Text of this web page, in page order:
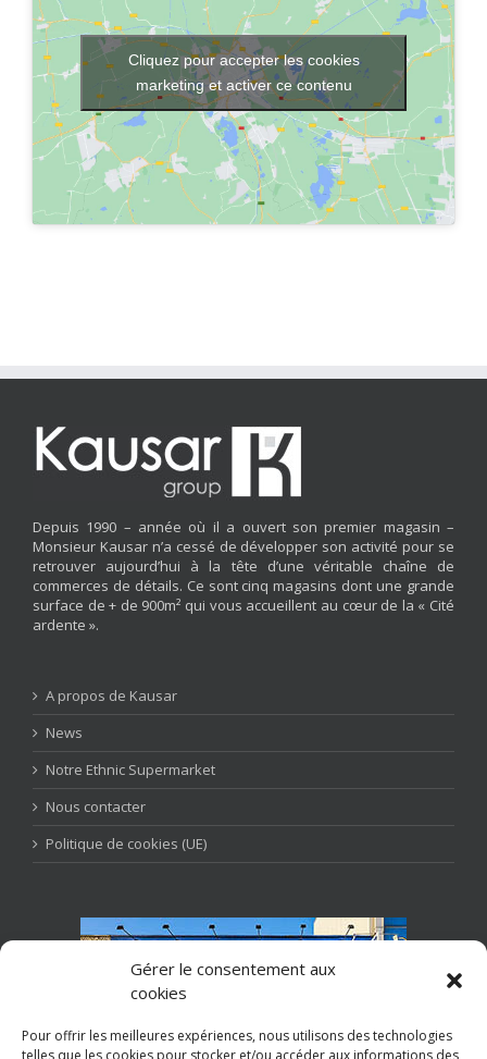
Gérer le consentement aux
cookies
Pour offrir les meilleures expériences, nous utilisons des technologies
telles que les cookies pour stocker et/ou accéder aux informations des
Cliquez pour accepter les cookies
marketing et activer ce contenu
Depuis 1990 – année où il a ouvert son premier magasin –
Monsieur Kausar n’a cessé de développer son activité pour se
retrouver aujourd’hui à la tête d’une véritable chaîne de
commerces de détails. Ce sont cinq magasins dont une grande
surface de + de 900m² qui vous accueillent au cœur de la « Cité
ardente ».
A propos de Kausar
News
Notre Ethnic Supermarket
Nous contacter
Politique de cookies (UE)